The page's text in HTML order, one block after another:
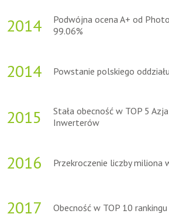
2014
Podwójna ocena A+ od
99.06%
2014 Powstanie polskiego
2015
Stała obecność w TOP 5
Inwerterów
2016 Przekroczenie liczby miliona
2017 Obecność w TOP 10 rankingu